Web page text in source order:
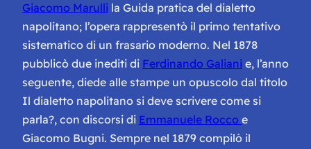
Giacomo Marulli la Guida pratica del dialetto
napolitano; l’opera rappresentò il primo tentativo
sistematico di un frasario moderno. Nel 1878
pubblicò due inediti di Ferdinando Galiani e, l’anno
seguente, diede alle stampe un opuscolo dal titolo
Il dialetto napolitano si deve scrivere come si
parla?, con discorsi di Emmanuele Rocco e
Giacomo Bugni. Sempre nel 1879 compilò il